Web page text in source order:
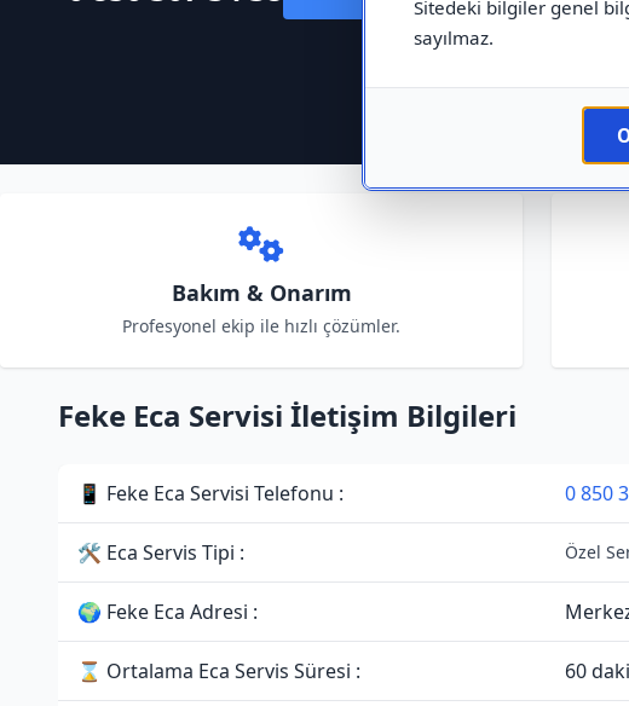
Sitedeki bilgiler genel
sayılmaz.
Bakım & Onarım
Profesyonel ekip ile hızlı çözümler.
Feke Eca Servisi İletişim Bilgileri
📱 Feke Eca Servisi Telefonu : 0 850
🛠 Eca Servis Tipi : Özel
🌍 Feke Eca Adresi :
⌛ Ortalama Eca Servis Süresi : 60